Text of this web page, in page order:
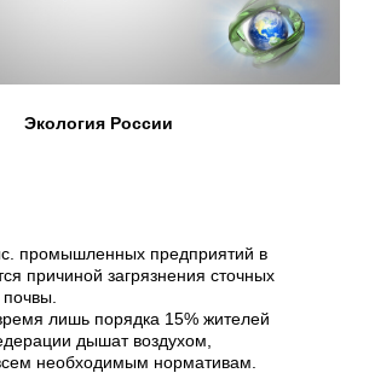
Экология России
промышленных предприятий в
причиной загрязнения сточных
лишь порядка 15% жителей
дышат воздухом,
необходимым нормативам.